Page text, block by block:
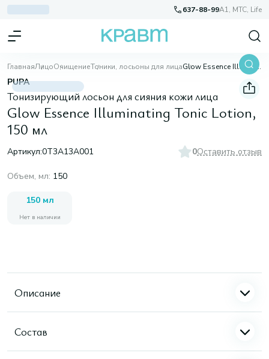
637-88-99A1, МТС, Life
ГлавнаяЛицоОчищениеТоники, лосьоны для лица Glow Essence Illuminating Tonic Lotion, 150 мл
PUPA
Тонизирующий лосьон для сияния кожи лица
Glow Essence Illuminating Tonic Lotion,
150 мл
Артикул:0T3A13A001 0Оставить отзыв
Объем, мл: 150
150 мл
Нет в наличии
Описание
Состав